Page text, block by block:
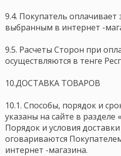
9.4. Покупатель
выбранным в интернет -
9.5. Расчеты Сторон при
осуществляются в тенге
10.ДОСТАВКА ТОВАРОВ
10.1. Способы, порядок и
указаны на сайте в разделе
Порядок и условия
оговариваются
интернет -магазина.